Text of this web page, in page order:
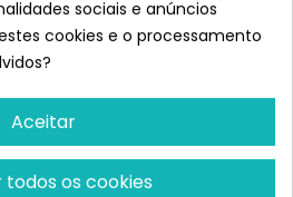
WILD BALANCE
Perros
¡Últimas produtos!
6,14 €
sociais e anúncios
cookies e o processamento
Aceitar
todos os cookies